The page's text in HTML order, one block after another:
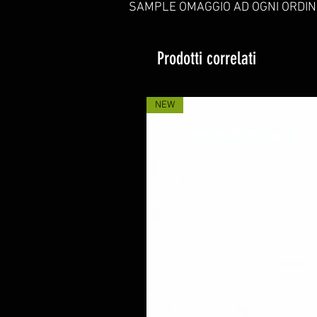
SAMPLE OMAGGIO AD OGNI
Prodotti correlati
NEW